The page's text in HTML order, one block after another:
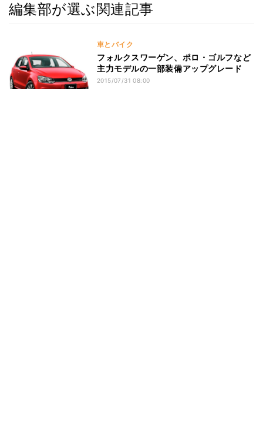
編集部が選ぶ関連記事
車とバイク
フォルクスワーゲン、ポロ・ゴルフなど
主力モデルの一部装備アップグレード
2015/07/31 08:00